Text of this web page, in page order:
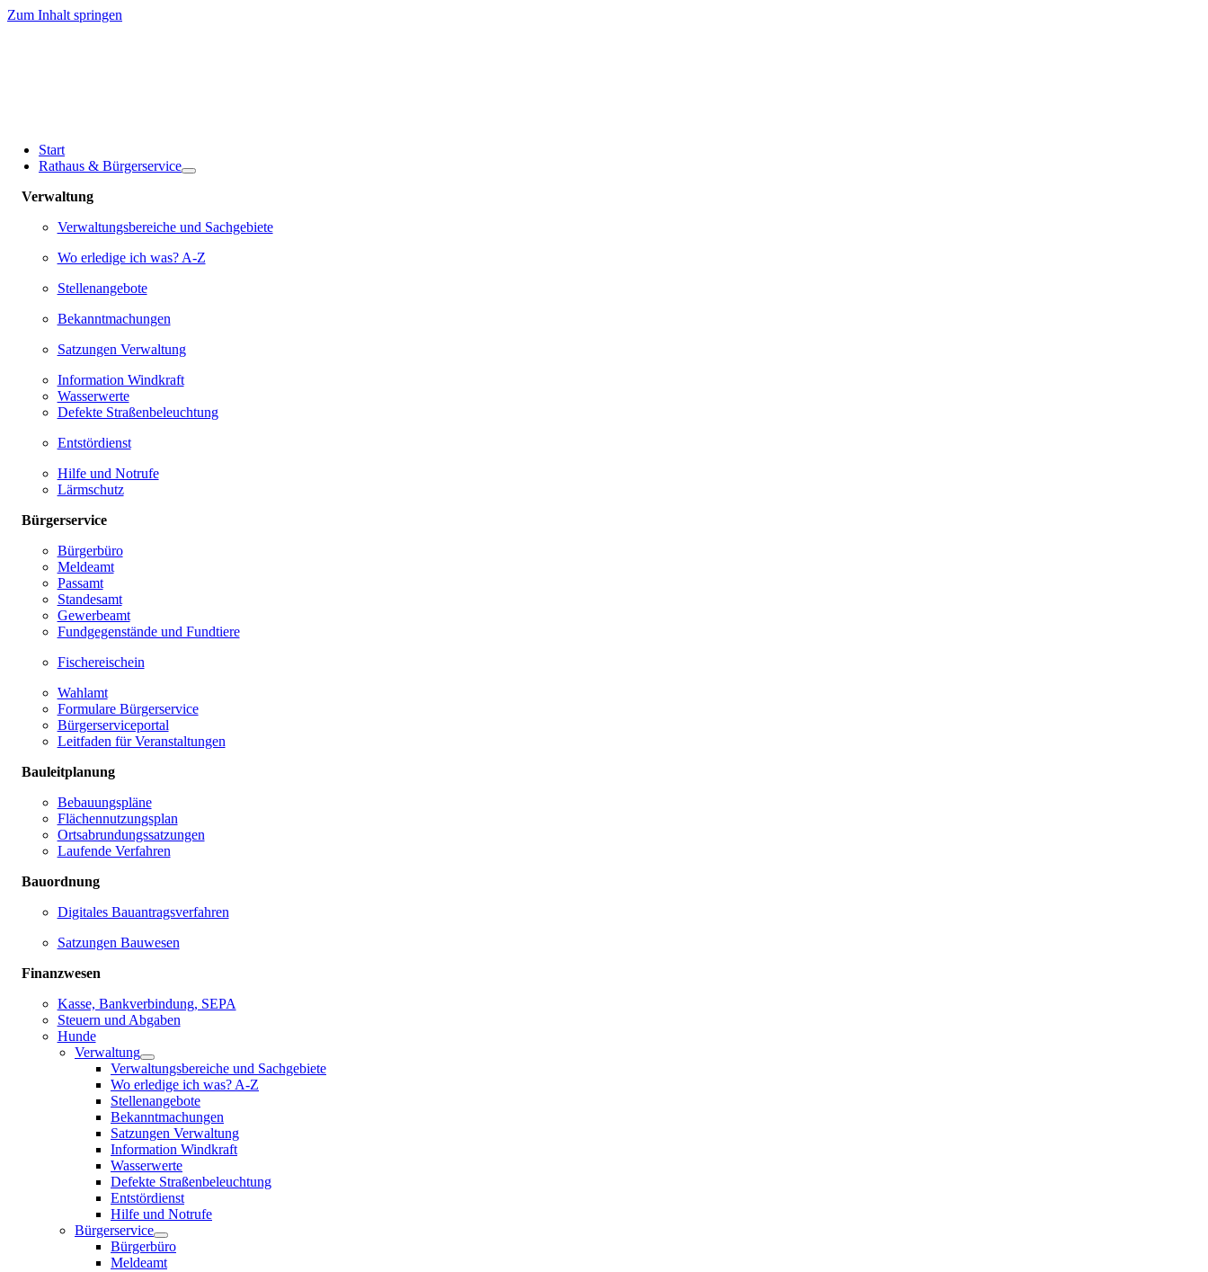
Zum Inhalt springen
Start
Rathaus & Bürgerservice
Verwaltung
Verwaltungsbereiche und Sachgebiete
Wo erledige ich was? A-Z
Stellenangebote
Bekanntmachungen
Satzungen Verwaltung
Information Windkraft
Wasserwerte
Defekte Straßenbeleuchtung
Entstördienst
Hilfe und Notrufe
Lärmschutz
Bürgerservice
Bürgerbüro
Meldeamt
Passamt
Standesamt
Gewerbeamt
Fundgegenstände und Fundtiere
Fischereischein
Wahlamt
Formulare Bürgerservice
Bürgerserviceportal
Leitfaden für Veranstaltungen
Bauleitplanung
Bebauungspläne
Flächennutzungsplan
Ortsabrundungssatzungen
Laufende Verfahren
Bauordnung
Digitales Bauantragsverfahren
Satzungen Bauwesen
Finanzwesen
Kasse, Bankverbindung, SEPA
Steuern und Abgaben
Hunde
Verwaltung
Verwaltungsbereiche und Sachgebiete
Wo erledige ich was? A-Z
Stellenangebote
Bekanntmachungen
Satzungen Verwaltung
Information Windkraft
Wasserwerte
Defekte Straßenbeleuchtung
Entstördienst
Hilfe und Notrufe
Bürgerservice
Bürgerbüro
Meldeamt